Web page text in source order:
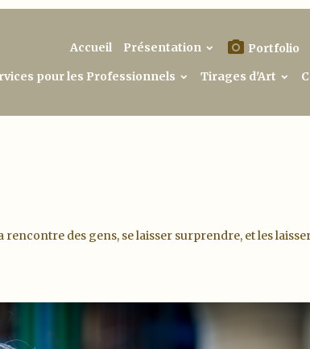
Accueil Présentation Portfolio
pour les Professionnels
Tirages d'Art
des gens, se laisser surprendre, et les